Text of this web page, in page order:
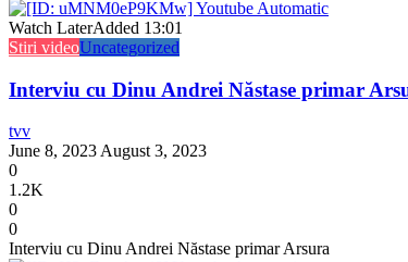
Watch LaterAdded 13:01
Stiri videoUncategorized
Interviu cu Dinu Andrei Năstase primar
tvv
June 8, 2023August 3, 2023
0
1.2K
0
0
Interviu cu Dinu Andrei Năstase primar Arsura